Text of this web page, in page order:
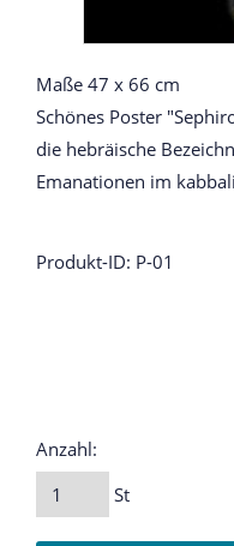
Maße 47 x 66 cm
Schönes Poster "Sephirot" Baum des Lebens -
die hebräische
Emanationen im
Produkt-ID: P-01
Anzahl:
St